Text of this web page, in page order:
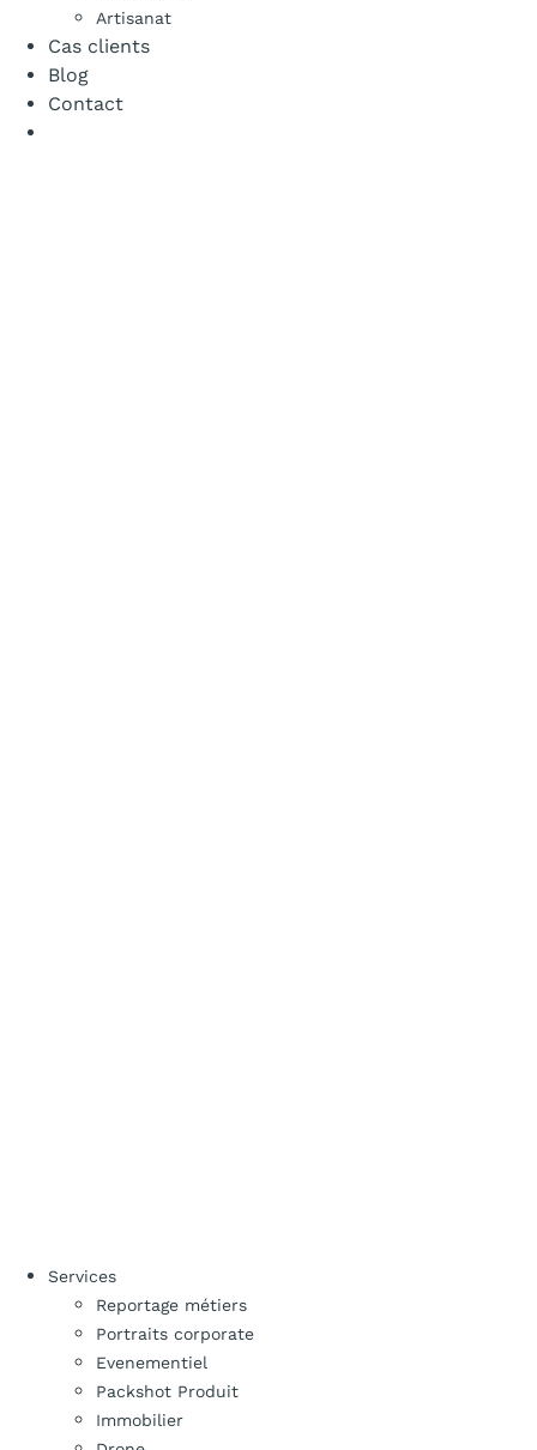
Artisanat
Cas clients
Blog
Contact
Services
Reportage métiers
Portraits corporate
Evenementiel
Packshot Produit
Immobilier